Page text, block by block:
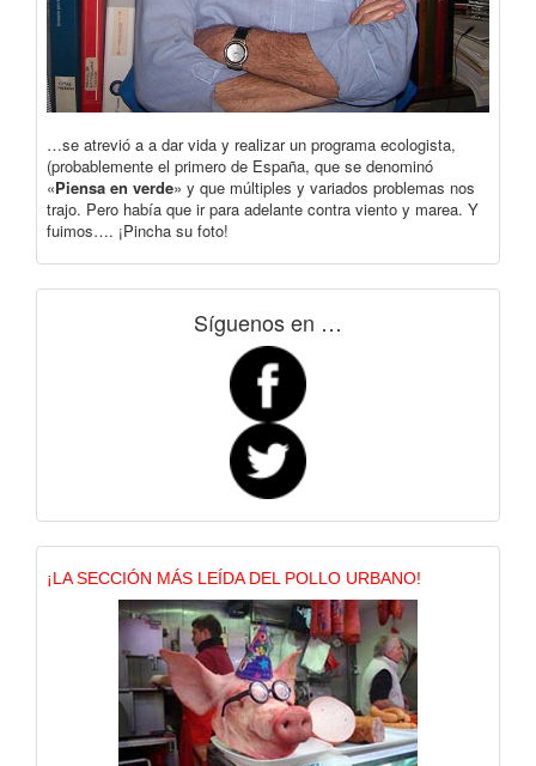
…se atrevió a a dar vida y realizar un programa ecologista,
(probablemente el primero de España, que se denominó
«Piensa en verde» y que múltiples y variados problemas nos
trajo. Pero había que ir para adelante contra viento y marea. Y
fuimos…. ¡Pincha su foto!
Síguenos en …
¡LA SECCIÓN MÁS LEÍDA DEL POLLO URBANO!